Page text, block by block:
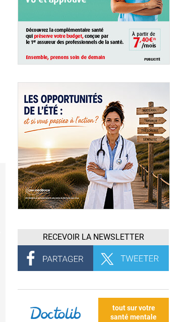
RECEVOIR LA NEWSLETTER
tout sur votre
santé mentale